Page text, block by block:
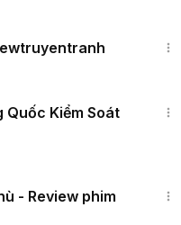
Quốc Kiểm Soát